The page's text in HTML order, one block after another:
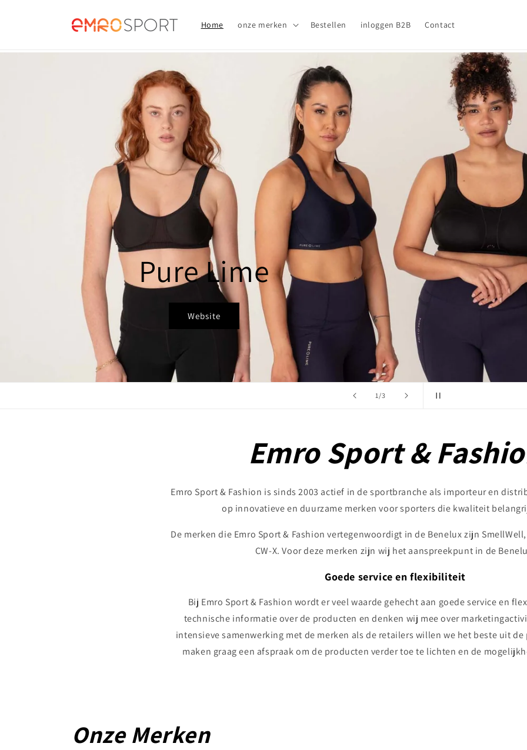
Home onze merken Bestellen inloggen B2B Contact
2/van
3
Emro Sport &
Emro Sport & Fashion is sinds 2003 actief in de sportbranche als importeur en
op innovatieve en duurzame merken voor sporters die kwaliteit
De merken die Emro Sport & Fashion vertegenwoordigt in de Benelux zijn
CW-X. Voor deze merken zijn wij het aanspreekpunt in de
Goede service en flexibiliteit
Bij Emro Sport & Fashion wordt er veel waarde gehecht aan goede service en
technische informatie over de producten en denken wij mee over
intensieve samenwerking met de merken als de retailers willen we het beste uit
maken graag een afspraak om de producten verder toe te lichten en de
Onze Merken